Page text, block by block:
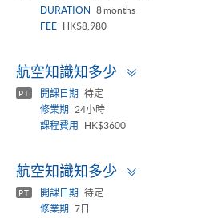
DURATION
8 months
FEE
HK$8,980
航空知識知多少
PT 開課日期
待定
修業期
24小時
課程費用
HK$3600
航空知識知多少
PT 開課日期
待定
修業期
7日